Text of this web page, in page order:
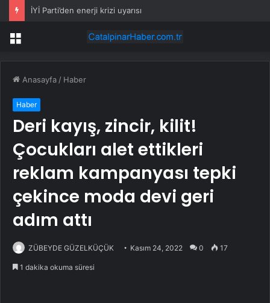
İYİ Parti’den enerji krizi uyarısı
Menü
Anasayfa / Haber
Haber
Deri kayış, zincir, kilit!
Çocukları alet ettikleri
reklam kampanyası tepki
çekince moda devi geri
adım attı
ZÜBEYDE GÜZELKÜÇÜK Kasım 24, 2022 0 17
1 dakika okuma süresi